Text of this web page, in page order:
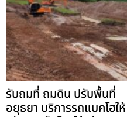
รับถมที่ ถมดิน ปรับพื้นที่
อยุธยา บริการรถแบคโฮให้